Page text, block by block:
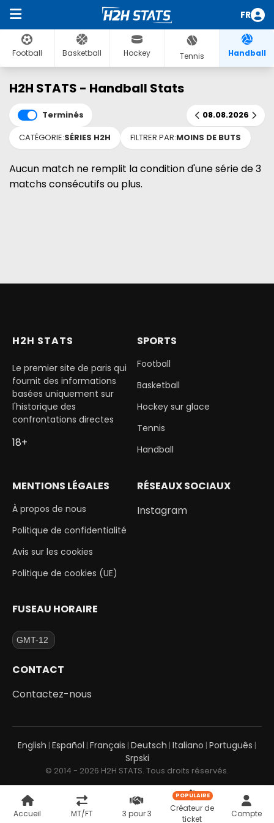
FR
Football Basketball Hockey Tennis Handball
H2H STATS - Handball Stats
Terminés
08.08.2026
CATÉGORIE:SÉRIES H2H FILTRER PAR:MOINS DE BUTS
Aucun match ne remplit la condition d'une série de 3
matchs consécutifs ou plus.
H2H STATS
Le premier site de paris qui
fournit des informations
basées uniquement sur
l'historique des
confrontations directes
18+
SPORTS
Football
Basketball
Hockey sur glace
Tennis
Handball
MENTIONS LÉGALES
À propos de nous
Politique de confidentialité
Avis sur les cookies
Politique de cookies (UE)
RÉSEAUX SOCIAUX
Instagram
FUSEAU HORAIRE
CONTACT
Contactez-nous
English | Español | Français | Deutsch | Italiano | Português |
Srpski
© 2014 - 2026 H2H STATS. Tous droits réservés.
Accueil MT/FT 3 pour 3
Créateur de
ticket
POPULAIRE
Compte